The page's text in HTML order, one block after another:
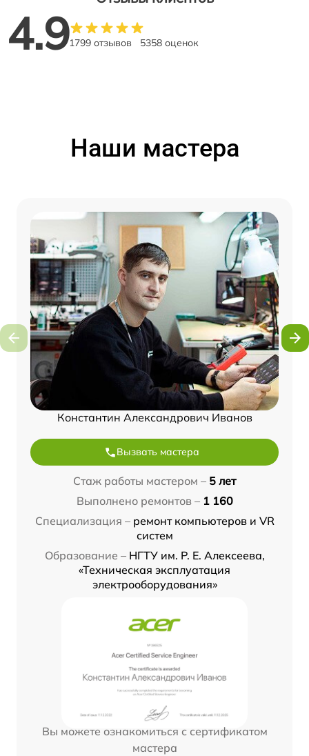
4.91799 отзывов 5358 оценок
Наши мастера
Константин Александрович Иванов
Вызвать мастера
Стаж работы мастером – 5 лет
Выполнено ремонтов – 1 160
Специализация – ремонт компьютеров и VR
систем
Образование – НГТУ им. Р. Е. Алексеева,
«Техническая эксплуатация
электрооборудования»
Вы можете ознакомиться с сертификатом
мастера